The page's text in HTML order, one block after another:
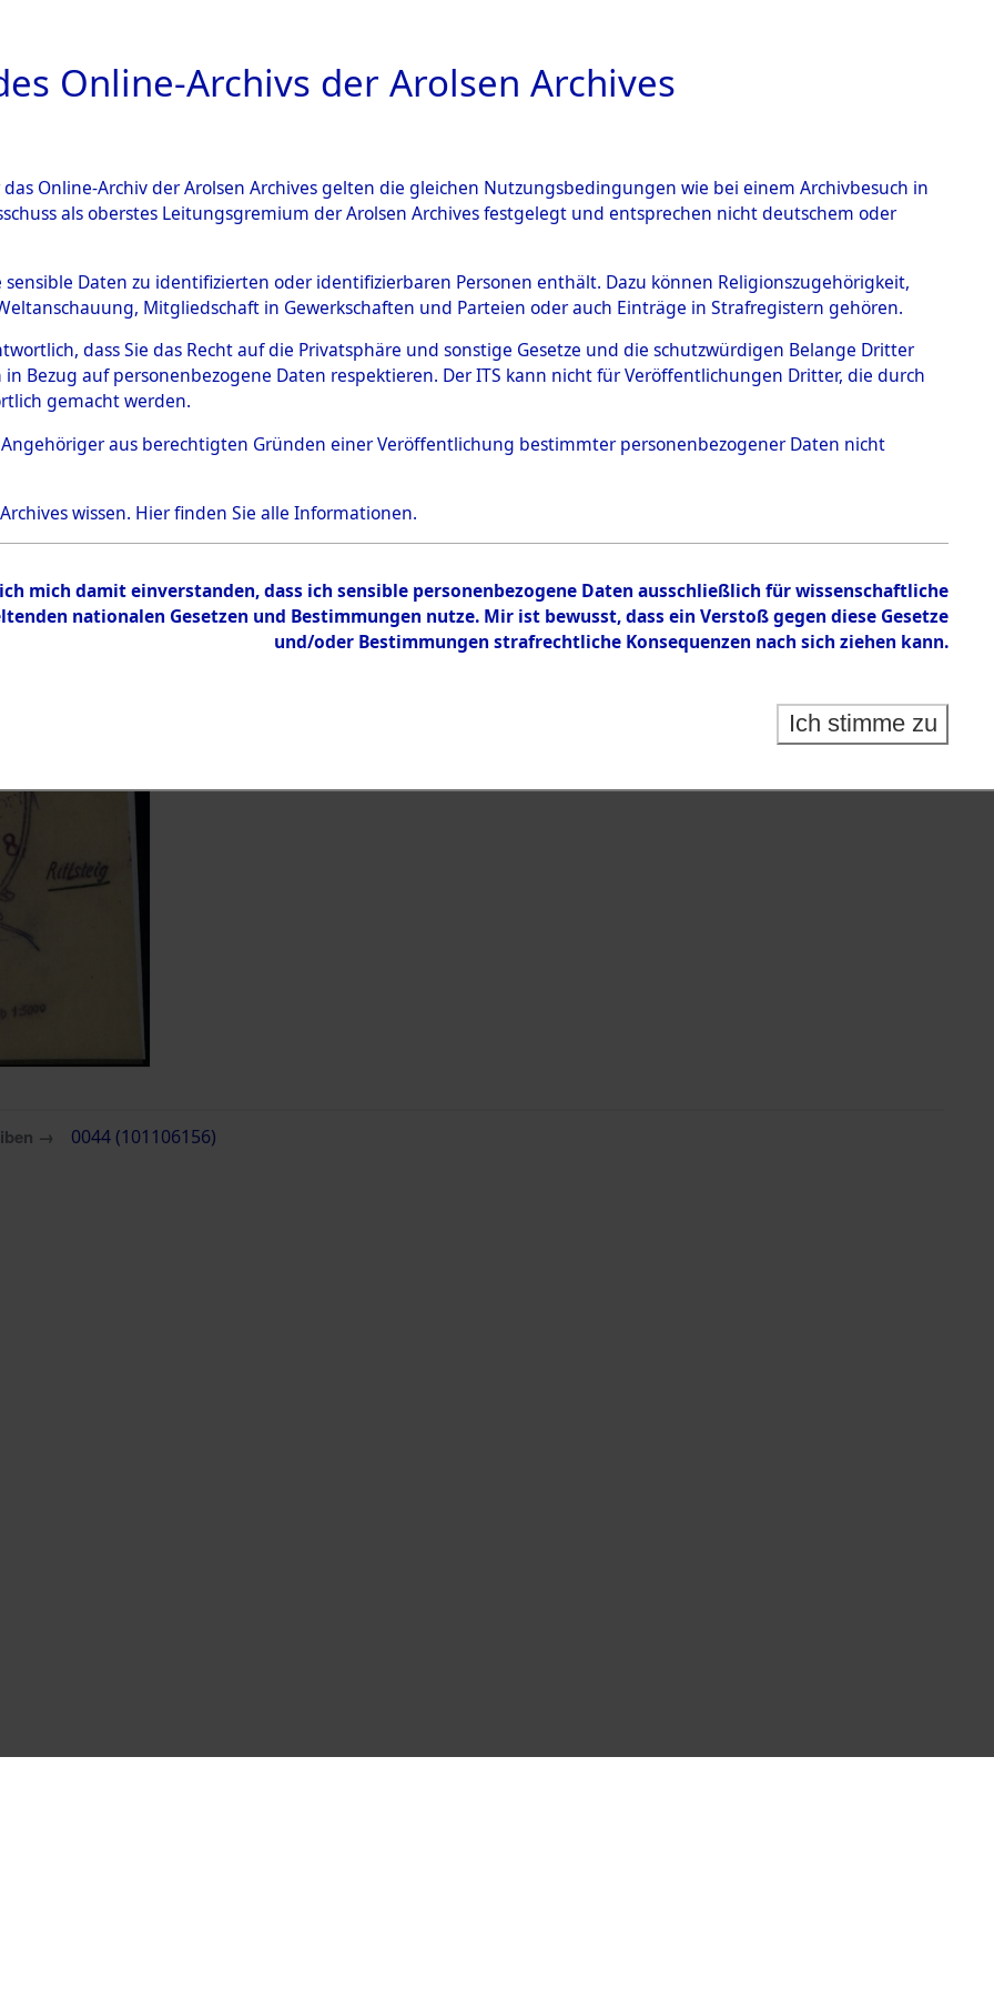
ARCHIVALE ÜBERSICHT BILD
Kötzling→0044 (101106156)
0044 (101106156)
Übergeordnetes
Bayern
Inhalt
Zur Übersicht
→ 0044 (101106156)
Online-Archivs der Arolsen Archives
Online-Archiv der Arolsen Archives gelten die gleichen Nutzungsbedingungen wie bei einem Archivbesuch in
als oberstes Leitungsgremium der Arolsen Archives festgelegt und entsprechen nicht deutschem oder
sensible Daten zu identifizierten oder identifizierbaren Personen enthält. Dazu können Religionszugehörigkeit,
Mitgliedschaft in Gewerkschaften und Parteien oder auch Einträge in Strafregistern gehören.
dass Sie das Recht auf die Privatsphäre und sonstige Gesetze und die schutzwürdigen Belange Dritter
Bezug auf personenbezogene Daten respektieren. Der ITS kann nicht für Veröffentlichungen Dritter, die durch
gemacht werden.
Angehöriger aus berechtigten Gründen einer Veröffentlichung bestimmter personenbezogener Daten nicht
wissen. Hierfinden Sie alle Informationen.
mich damit einverstanden, dass ich sensible personenbezogene Daten ausschließlich für wissenschaftliche
nationalen Gesetzen und Bestimmungen nutze. Mir ist bewusst, dass ein Verstoß gegen diese Gesetze
und/oder Bestimmungen strafrechtliche Konsequenzen nach sich ziehen kann.
Ich stimme zu